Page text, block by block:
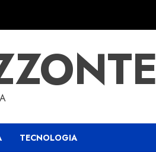
TECNOLOGIA